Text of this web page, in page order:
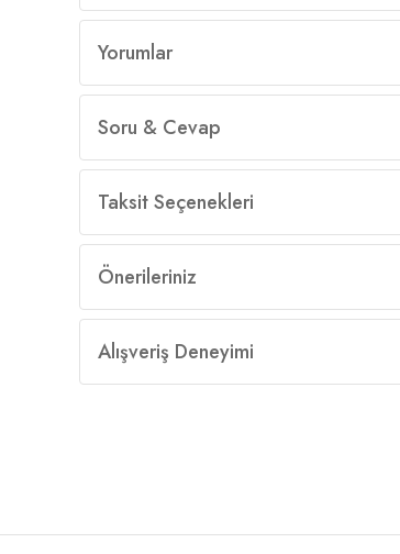
Yorumlar
Soru & Cevap
Taksit Seçenekleri
Önerileriniz
Alışveriş Deneyimi